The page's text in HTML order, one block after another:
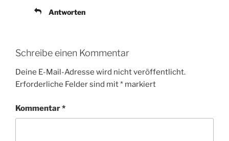
Antworten
Schreibe einen Kommentar
Deine E-Mail-Adresse wird nicht veröffentlicht.
Erforderliche Felder sind mit* markiert
Kommentar*